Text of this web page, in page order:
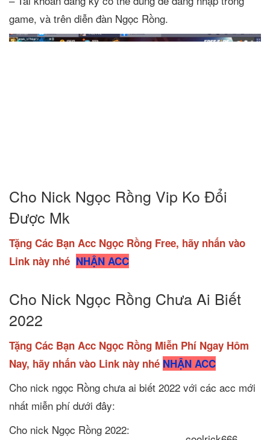
game, và trên diễn đàn Ngọc Rồng.
Cho Nick Ngọc Rồng Vip Ko Đổi
Được Mk
Tặng Các Bạn Acc Ngọc Rồng Free, hãy nhấn vào
Link này nhé NHẬN ACC
Cho Nick Ngọc Rồng Chưa Ai Biết
2022
Tặng Các Bạn Acc Ngọc Rồng Miễn Phí Ngay Hôm
Nay, hãy nhấn vào Link này nhé NHẬN ACC
Cho nick ngọc Rồng chưa ai biết 2022 với các acc mới
nhất miễn phí dưới đây:
Cho nick Ngọc Rồng 2022: